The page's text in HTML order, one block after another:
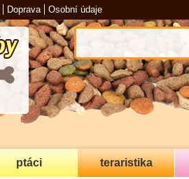
Doprava Osobní údaje
ptáci teraristika